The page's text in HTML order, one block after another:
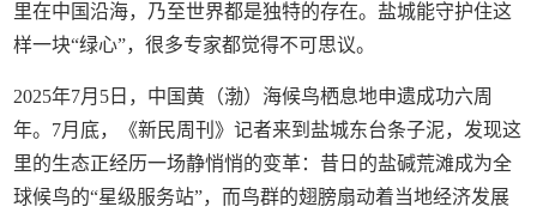
里在中国沿海，乃至世界都是独特的存在。盐城能守护住这
样一块“绿心”，很多专家都觉得不可思议。
2025年7月5日，中国黄（渤）海候鸟栖息地申遗成功六周
年。7月底，《新民周刊》记者来到盐城东台条子泥，发现这
里的生态正经历一场静悄悄的变革：昔日的盐碱荒滩成为全
球候鸟的“星级服务站”，而鸟群的翅膀扇动着当地经济发展